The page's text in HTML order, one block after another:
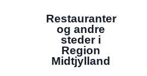
Restauranter
og andre
steder i
Region
Midtjylland